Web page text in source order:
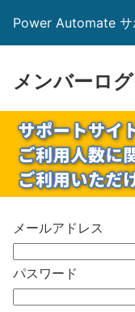
Power Automate サ
メンバーロ
メールアドレス
パスワード